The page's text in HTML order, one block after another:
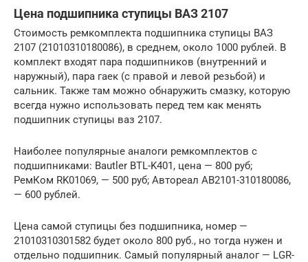
Цена подшипника ступицы ВАЗ 2107
Стоимость ремкомплекта подшипника ступицы ВАЗ
2107 (21010310180086), в среднем, около 1000 рублей. В
комплект входят пара подшипников (внутренний и
наружный), пара гаек (с правой и левой резьбой) и
сальник. Также там можно обнаружить смазку, которую
всегда нужно использовать перед тем как менять
подшипник ступицы ваз 2107.
Наиболее популярные аналоги ремкомплектов с
подшипниками: Bautler BTL-K401, цена — 800 руб;
РемКом RK01069, — 500 руб; Автореал AB2101-310180086,
— 600 рублей.
Цена самой ступицы без подшипника, номер —
21010310301582 будет около 800 руб., но тогда нужен и
отдельно подшипник. Самый популярный аналог — LGR-